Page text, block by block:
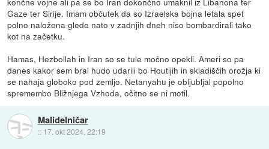
Gaze ter Sirije. Imam občutek da so Izraelska bojna letala spet
polno naložena glede nato v zadnjih dneh niso bombardirali tako
kot na začetku.
Hamas, Hezbollah in Iran so se tule močno opekli. Ameri so pa
danes kakor sem bral hudo udarili bo Houtijih in skladiščih orožja ki
se nahaja globoko pod zemljo. Netanyahu je obljubljal popolno
spremembo Bližnjega Vzhoda, očitno se ni motil.
Malidelničar
:: 17. okt 2024, 22:19